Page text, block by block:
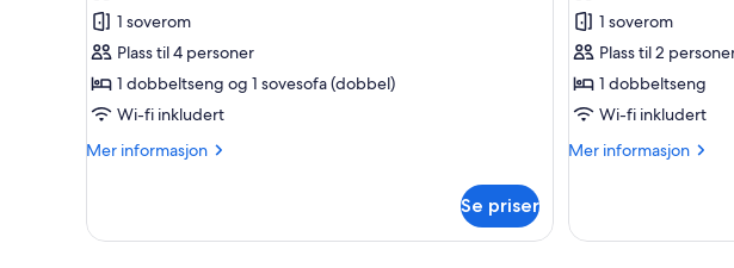
Leilighet,
1
dobbeltseng
med
sjøutsikt
1 soverom
Plass til 4 personer
1 dobbeltseng og 1 sovesofa (dobbel)
Wi-fi inkludert
Mer informasjon
Mer
1
Se priser
Studio
–
comfort,
1
1 soverom
Plass til 2
1 dobbeltseng
Wi-fi inkludert
Mer informasjon
Mer
–